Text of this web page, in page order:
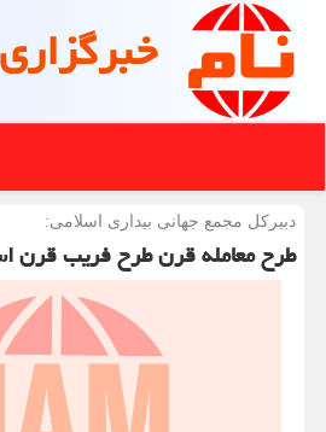
دبیركل مجمع جهانی بیداری اسلامی:
طرح معامله قرن طرح فریب قرن